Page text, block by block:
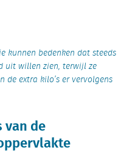
kunnen bedenken dat steeds
uit willen zien, terwijl ze
de extra kilo’s er vervolgens
van de